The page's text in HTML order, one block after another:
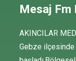
Mesaj Fm
AKINCILAR
Gebze ilçesinde